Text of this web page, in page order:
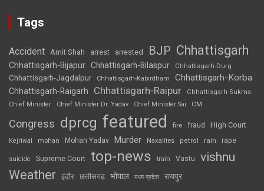
Tags
Accident Amit Shah arrest arrested BJP Chhattisgarh
Chhattisgarh-Bijapur Chhattisgarh-Bilaspur Chhattisgarh-Durg
Chhattisgarh-Jagdalpur Chhattisgarh-Kabirdham Chhattisgarh-Korba
Chhattisgarh-Raigarh Chhattisgarh-Raipur
Chhattisgarh-Sukma
Chief Minister
Chief Minister Dr. Yadav Chief Minister Sai CM
Congress dprcg featured fire fraud High Court
Kejriwal mohan Mohan Yadav Murder Naxalites petrol rain rape
suicide Supreme Court top-news train Vastu vishnu
Weather इंदौर छत्तीसगढ़ भोपाल मध्य प्रदेश रायपुर